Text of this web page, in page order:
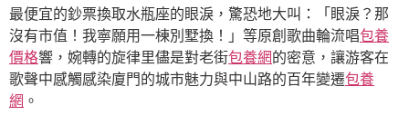
最便宜的鈔票換取水瓶座的眼淚，驚恐地大叫：「眼淚？那
沒有市值！我寧願用一棟別墅換！」等原創歌曲輪流唱包養
價格響，婉轉的旋律里儘是對老街包養網的密意，讓游客在
歌聲中感觸感染廈門的城市魅力與中山路的百年變遷包養
網 。